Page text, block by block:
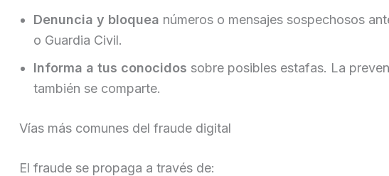
Denuncia y bloquea números o mensajes sospechosos
o Guardia Civil.
Informa a tus conocidos sobre posibles estafas. La
también se comparte.
Vías más comunes del fraude digital
El fraude se propaga a través de: